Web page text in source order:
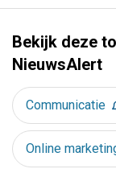
Bekijk deze
NieuwsAlert
Communicatie
Online